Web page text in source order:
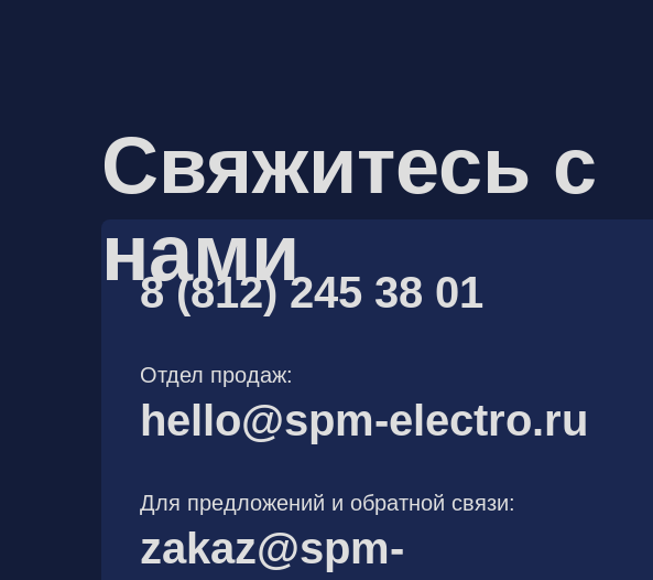
Свяжитесь с
нами
Отдел продаж:
hello@spm-electro.ru
Для предложений и обратной связи:
zakaz@spm-
8 (812) 245 38 01